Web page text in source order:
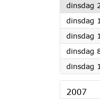
dinsdag
dinsdag
dinsdag
dinsdag
dinsdag
2007